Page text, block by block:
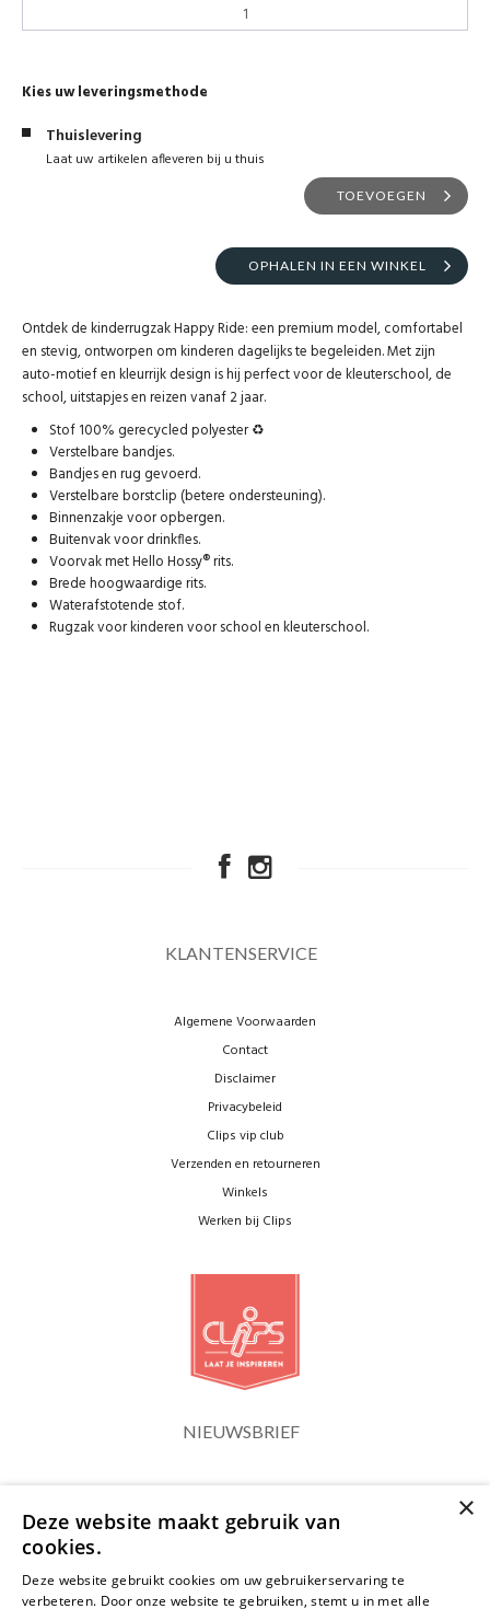
Kies uw leveringsmethode
Thuislevering
Laat uw artikelen afleveren bij u thuis
TOEVOEGEN
OPHALEN IN EEN WINKEL
Ontdek de kinderrugzak Happy Ride: een premium model, comfortabel
en stevig, ontworpen om kinderen dagelijks te begeleiden. Met zijn
auto-motief en kleurrijk design is hij perfect voor de kleuterschool, de
school, uitstapjes en reizen vanaf 2 jaar.
Stof 100% gerecycled polyester ♻️
Verstelbare bandjes.
Bandjes en rug gevoerd.
Verstelbare borstclip (betere ondersteuning).
Binnenzakje voor opbergen.
Buitenvak voor drinkfles.
Voorvak met Hello Hossy® rits.
Brede hoogwaardige rits.
Waterafstotende stof.
Rugzak voor kinderen voor school en kleuterschool.
KLANTENSERVICE
Algemene Voorwaarden
Contact
Disclaimer
Privacybeleid
Clips vip club
Verzenden en retourneren
Winkels
Werken bij Clips
NIEUWSBRIEF
×
Deze website maakt gebruik van
cookies.
Deze website gebruikt cookies om uw gebruikerservaring te
verbeteren. Door onze website te gebruiken, stemt u in met alle